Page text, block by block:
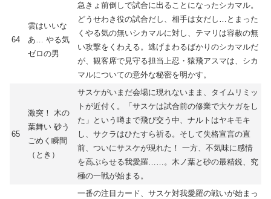
64
雲はいいな
あ… やる気
ゼロの男
急きょ前倒しで試合に出ることになったシカマル。
どうせわき役の試合だし、相手は女だし…とまった
くやる気の無いシカマルに対し、テマリは容赦の無
い攻撃をくわえる。逃げまわるばかりのシカマルだ
が、観客席で見守る担当上忍・猿飛アスマは、シカ
マルについての意外な秘密を明かす。
65
激突！ 木の
葉舞い 砂う
ごめく瞬間
（とき）
サスケがいまだ会場に現れないまま、タイムリミッ
トが近付く。「サスケは試合前の修業で大ケガをし
た」という噂まで飛び交う中、ナルトはヤキモキ
し、サクラはひたすら祈る。そして失格宣言の直
前、ついにサスケが現れた！ 一方、不気味に感情
を高ぶらせる我愛羅……。木ノ葉と砂の最精鋭、究
極の一戦が始まる。
一番の注目カード、サスケ対我愛羅の戦いが始まっ